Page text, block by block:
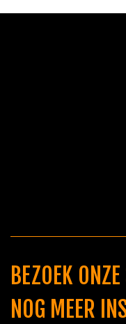
BEZOEK
NOG MEER